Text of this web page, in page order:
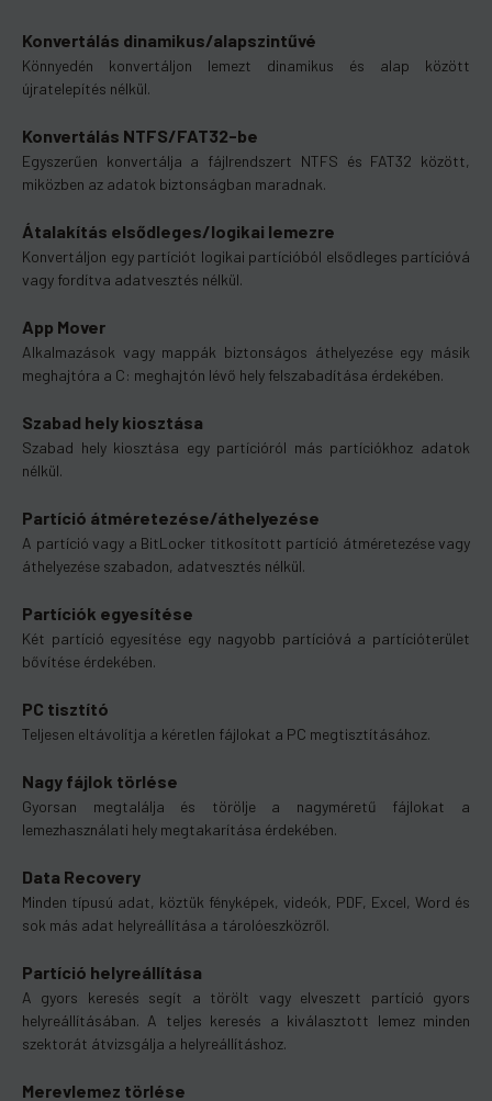
Konvertálás dinamikus/alapszintűvé
Könnyedén konvertáljon lemezt dinamikus és alap között
újratelepítés nélkül.
Konvertálás NTFS/FAT32-be
Egyszerűen konvertálja a fájlrendszert NTFS és FAT32 között,
miközben az adatok biztonságban maradnak.
Átalakítás elsődleges/logikai lemezre
Konvertáljon egy partíciót logikai partícióból elsődleges partícióvá
vagy fordítva adatvesztés nélkül.
App Mover
Alkalmazások vagy mappák biztonságos áthelyezése egy másik
meghajtóra a C: meghajtón lévő hely felszabadítása érdekében.
Szabad hely kiosztása
Szabad hely kiosztása egy partícióról más partíciókhoz adatok
nélkül.
Partíció átméretezése/áthelyezése
A partíció vagy a BitLocker titkosított partíció átméretezése vagy
áthelyezése szabadon, adatvesztés nélkül.
Partíciók egyesítése
Két partíció egyesítése egy nagyobb partícióvá a partícióterület
bővítése érdekében.
PC tisztító
Teljesen eltávolítja a kéretlen fájlokat a PC megtisztításához.
Nagy fájlok törlése
Gyorsan megtalálja és törölje a nagyméretű fájlokat a
lemezhasználati hely megtakarítása érdekében.
Data Recovery
Minden típusú adat, köztük fényképek, videók, PDF, Excel, Word és
sok más adat helyreállítása a tárolóeszközről.
Partíció helyreállítása
A gyors keresés segít a törölt vagy elveszett partíció gyors
helyreállításában. A teljes keresés a kiválasztott lemez minden
szektorát átvizsgálja a helyreállításhoz.
Merevlemez törlése